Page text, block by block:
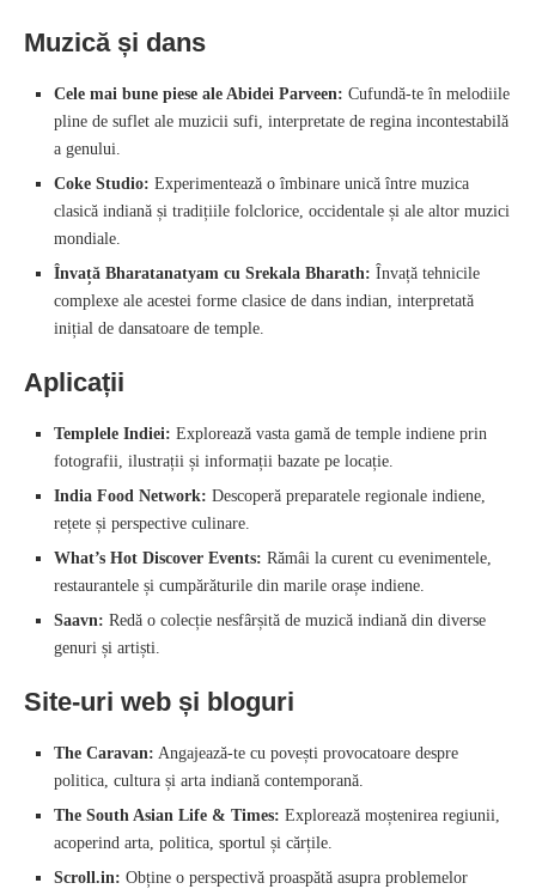
Muzică și dans
Cele mai bune piese ale Abidei Parveen: Cufundă-te în melodiile
pline de suflet ale muzicii sufi, interpretate de regina incontestabilă
a genului.
Coke Studio: Experimentează o îmbinare unică între muzica
clasică indiană și tradițiile folclorice, occidentale și ale altor muzici
mondiale.
Învață Bharatanatyam cu Srekala Bharath: Învață tehnicile
complexe ale acestei forme clasice de dans indian, interpretată
inițial de dansatoare de temple.
Aplicații
Templele Indiei: Explorează vasta gamă de temple indiene prin
fotografii, ilustrații și informații bazate pe locație.
India Food Network: Descoperă preparatele regionale indiene,
rețete și perspective culinare.
What’s Hot Discover Events: Rămâi la curent cu evenimentele,
restaurantele și cumpărăturile din marile orașe indiene.
Saavn: Redă o colecție nesfârșită de muzică indiană din diverse
genuri și artiști.
Site-uri web și bloguri
The Caravan: Angajează-te cu povești provocatoare despre
politica, cultura și arta indiană contemporană.
The South Asian Life & Times: Explorează moștenirea regiunii,
acoperind arta, politica, sportul și cărțile.
Scroll.in: Obține o perspectivă proaspătă asupra problemelor